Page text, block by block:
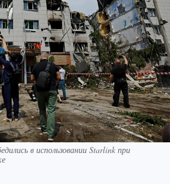
в использовании Starlink при